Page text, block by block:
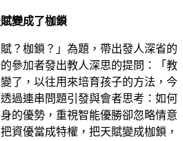
變成了枷鎖
？枷鎖？」為題，帶出發人深省的
參加者發出教人深思的提問：「教
了，以往用來培育孩子的方法，今
過連串問題引發與會者思考：如何
的優勢，重視智能優勝卻忽略情意
資優當成特權，把天賦變成枷鎖，